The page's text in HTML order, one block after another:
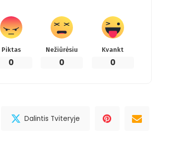
Piktas
0
Nežiūrėsiu
0
Kvankt
0
Dalintis Tviteryje